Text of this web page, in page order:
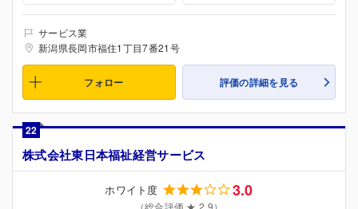
サービス業
新潟県長岡市福住1丁目7番21号
フォロー 評価の詳細を見る
22
株式会社東日本福祉経営サービス
ホワイト度 3.0
（総合評価 ★ 2.9）